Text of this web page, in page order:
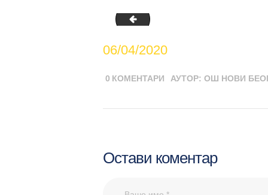
grafomotorika-cik-cak-3
06/04/2020
0 КОМЕНТАРИ АУТОР: ОШ НОВИ
Остави коментар